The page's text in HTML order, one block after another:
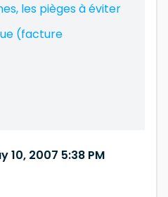
les pièges à éviter
(facture
10, 2007 5:38 PM